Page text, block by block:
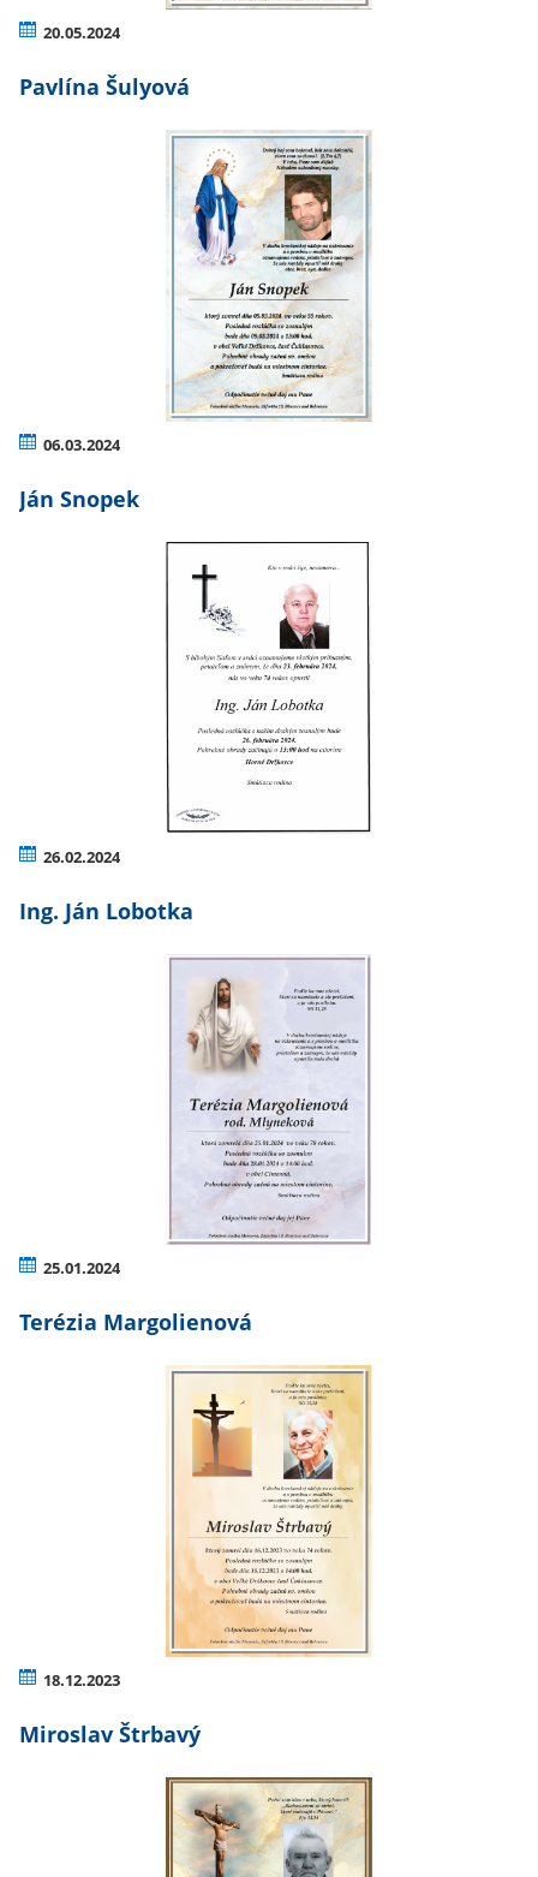
20.05.2024
Pavlína Šulyová
06.03.2024
Ján Snopek
26.02.2024
Ing. Ján Lobotka
25.01.2024
Terézia Margolienová
18.12.2023
Miroslav Štrbavý